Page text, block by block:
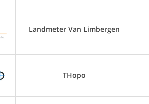
Landmeter Van Limbergen
THopo